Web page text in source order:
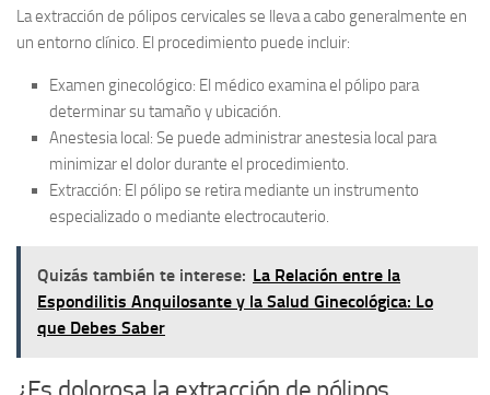
La extracción de pólipos cervicales se lleva a cabo generalmente en
un entorno clínico. El procedimiento puede incluir:
Examen ginecológico: El médico examina el pólipo para
determinar su tamaño y ubicación.
Anestesia local: Se puede administrar anestesia local para
minimizar el dolor durante el procedimiento.
Extracción: El pólipo se retira mediante un instrumento
especializado o mediante electrocauterio.
Quizás también te interese: La Relación entre la
Espondilitis Anquilosante y la Salud Ginecológica: Lo
que Debes Saber